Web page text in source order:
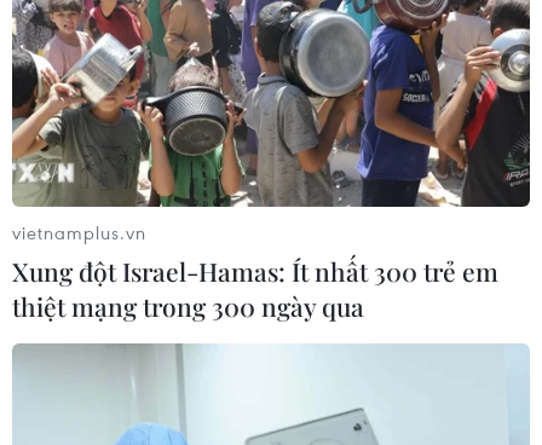
2024
15/12/2023 04:23
Ngày 14 và 15/12/2023, Công an các tỉnh, thành phố đã
tổ chức Lễ ra quân triển khai đợt cao điểm tấn công trấn
áp tội phạm, bảo đảm an ninh, trật tự Tết Nguyên đán
Giáp Thìn 2024.
vietnamplus.vn
Xung đột Israel-Hamas: Ít nhất 300 trẻ em
thiệt mạng trong 300 ngày qua